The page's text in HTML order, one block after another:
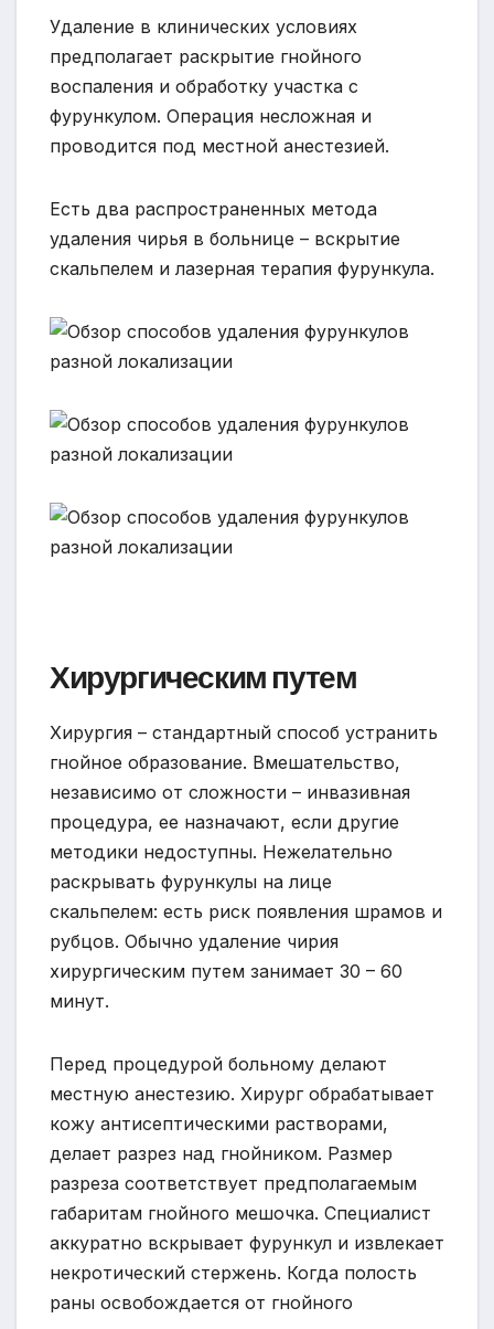
Удаление в клинических условиях
предполагает раскрытие гнойного
воспаления и обработку участка с
фурункулом. Операция несложная и
проводится под местной анестезией.
Есть два распространенных метода
удаления чирья в больнице – вскрытие
скальпелем и лазерная терапия фурункула.
Хирургическим путем
Хирургия – стандартный способ устранить
гнойное образование. Вмешательство,
независимо от сложности – инвазивная
процедура, ее назначают, если другие
методики недоступны. Нежелательно
раскрывать фурункулы на лице
скальпелем: есть риск появления шрамов и
рубцов. Обычно удаление чирия
хирургическим путем занимает 30 – 60
минут.
Перед процедурой больному делают
местную анестезию. Хирург обрабатывает
кожу антисептическими растворами,
делает разрез над гнойником. Размер
разреза соответствует предполагаемым
габаритам гнойного мешочка. Специалист
аккуратно вскрывает фурункул и извлекает
некротический стержень. Когда полость
раны освобождается от гнойного